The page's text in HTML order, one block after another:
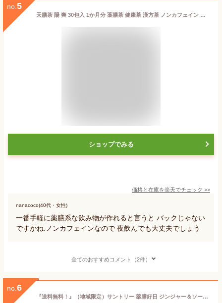
no. 5
天膳茶 陽 爽 30包入 1か月分 薬膳茶 健康茶 漢方茶 ノンカフェイン カフェインレス ティーバッグ 美容 元気 お茶 大容量 お得
ショップでみる
価格と在庫を楽天でチェック >>
nanacoco(40代・女性)
一番手軽に薬膳系な飲み物が作れると言うと バックじゃない
ですかね.ノンカフェインなので 夜飲んでも大丈夫でしょう
全てのおすすめコメント（2件）
no. 6
『送料無料！』（地域限定）サントリー 薬膳好日 ジンジャー＆ソーダ 390mlペットボトル（24本入り1ケース）薬膳 炭酸飲料 ショウガ※ご注文いただいてから3日〜14日の間に発送いたします。/st/